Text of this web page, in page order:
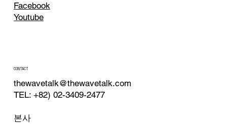
Facebook
Youtube
CONTACT
thewavetalk@thewavetalk.com
TEL: +82) 02-3409-2477
본사